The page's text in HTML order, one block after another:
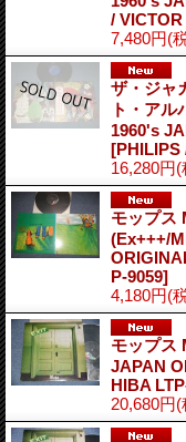
/
7,480円(
ザ・ジャ
ト・ア
1960's
[PHILIPS
16,280円(
モップス
(Ex+++/
P-9059]
4,180円(
モップス
JAPAN
HIBA
20,680円(